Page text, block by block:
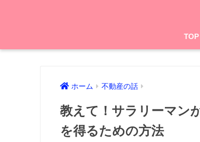
TOP
ホーム 不動産の話
教えて！サラリーマン
を得るための方法